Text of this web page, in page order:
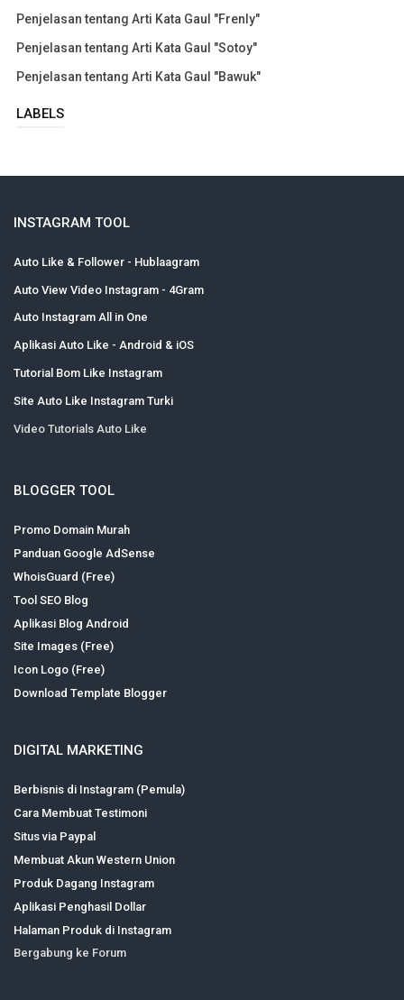
Penjelasan tentang Arti Kata Gaul "Frenly"
Penjelasan tentang Arti Kata Gaul "Sotoy"
Penjelasan tentang Arti Kata Gaul "Bawuk"
LABELS
INSTAGRAM TOOL
Auto Like & Follower - Hublaagram
Auto View Video Instagram - 4Gram
Auto Instagram All in One
Aplikasi Auto Like - Android & iOS
Tutorial Bom Like Instagram
Site Auto Like Instagram Turki
Video Tutorials Auto Like
BLOGGER TOOL
Promo Domain Murah
Panduan Google AdSense
WhoisGuard (Free)
Tool SEO Blog
Aplikasi Blog Android
Site Images (Free)
Icon Logo (Free)
Download Template Blogger
DIGITAL MARKETING
Berbisnis di Instagram (Pemula)
Cara Membuat Testimoni
Situs via Paypal
Membuat Akun Western Union
Produk Dagang Instagram
Aplikasi Penghasil Dollar
Halaman Produk di Instagram
Bergabung ke Forum